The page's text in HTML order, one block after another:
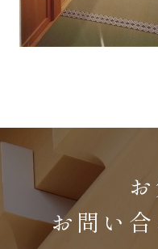
お問い